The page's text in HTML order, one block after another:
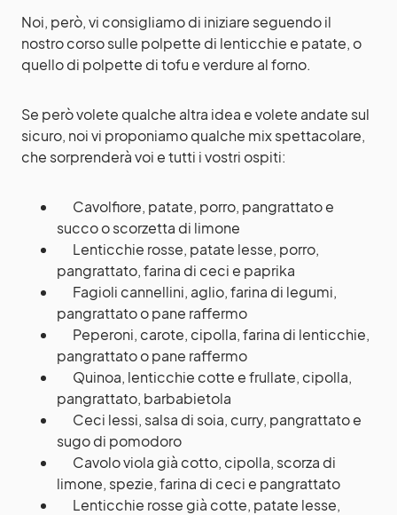
Noi, però, vi consigliamo di iniziare seguendo il
nostro corso sulle polpette di lenticchie e patate, o
quello di polpette di tofu e verdure al forno.
Se però volete qualche altra idea e volete andate sul
sicuro, noi vi proponiamo qualche mix spettacolare,
che sorprenderà voi e tutti i vostri ospiti:
Cavolfiore, patate, porro, pangrattato e
succo o scorzetta di limone
Lenticchie rosse, patate lesse, porro,
pangrattato, farina di ceci e paprika
Fagioli cannellini, aglio, farina di legumi,
pangrattato o pane raffermo
Peperoni, carote, cipolla, farina di lenticchie,
pangrattato o pane raffermo
Quinoa, lenticchie cotte e frullate, cipolla,
pangrattato, barbabietola
Ceci lessi, salsa di soia, curry, pangrattato e
sugo di pomodoro
Cavolo viola già cotto, cipolla, scorza di
limone, spezie, farina di ceci e pangrattato
Lenticchie rosse già cotte, patate lesse,